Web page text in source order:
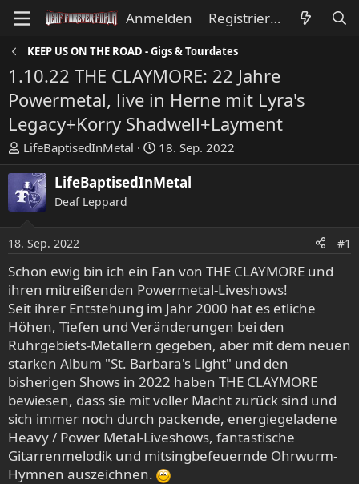
Anmelden Registrieren
KEEP US ON THE ROAD - Gigs & Tourdates
1.10.22 THE CLAYMORE: 22 Jahre
Powermetal, live in Herne mit Lyra's
Legacy+Korry Shadwell+Layment
E
r
s
t
e
l
e
r
LifeBaptisedInMetal
E
r
s
l
t
a
m
18. Sep. 2022
LifeBaptisedInMetal
Deaf Leppard
18. Sep. 2022 #1
Schon ewig bin ich ein Fan von THE CLAYMORE und
ihren mitreißenden Powermetal-Liveshows!
Seit ihrer Entstehung im Jahr 2000 hat es etliche
Höhen, Tiefen und Veränderungen bei den
Ruhrgebiets-Metallern gegeben, aber mit dem neuen
starken Album "St. Barbara's Light" und den
bisherigen Shows in 2022 haben THE CLAYMORE
bewiesen, dass sie mit voller Macht zurück sind und
sich immer noch durch packende, energiegeladene
Heavy / Power Metal-Liveshows, fantastische
Gitarrenmelodik und mitsingbefeuernde Ohrwurm-
Hymnen auszeichnen.